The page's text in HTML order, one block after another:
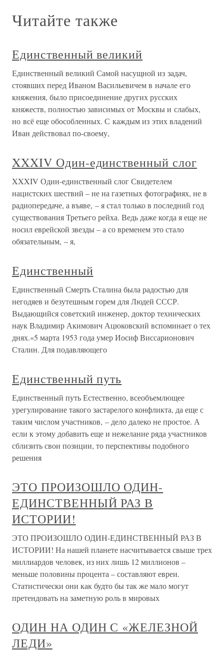
Читайте также
Единственный великий
Единственный великий Самой насущной из задач,
стоявших перед Иваном Васильевичем в начале его
княжения, было присоединение других русских
княжеств, полностью зависимых от Москвы и слабых,
но всё еще обособленных. С каждым из этих владений
Иван действовал по-своему,
XXXIV Один-единственный слог
XXXIV Один-единственный слог Свидетелем
нацистских шествий – не на газетных фотографиях, не в
радиопередаче, а въяве, – я стал только в последний год
существования Третьего рейха. Ведь даже когда я еще не
носил еврейской звезды – а со временем это стало
обязательным, – я,
Единственный
Единственный Смерть Сталина была радостью для
негодяев и безутешным горем для Людей СССР.
Выдающийся советский инженер, доктор технических
наук Владимир Акимович Ацюковский вспоминает о тех
днях.«5 марта 1953 года умер Иосиф Виссарионович
Сталин. Для подавляющего
Единственный путь
Единственный путь Естественно, всеобъемлющее
урегулирование такого застарелого конфликта, да еще с
таким числом участников, – дело далеко не простое. А
если к этому добавить еще и нежелание ряда участников
сблизить свои позиции, то перспективы подобного
решения
ЭТО ПРОИЗОШЛО ОДИН-
ЕДИНСТВЕННЫЙ РАЗ В
ИСТОРИИ!
ЭТО ПРОИЗОШЛО ОДИН-ЕДИНСТВЕННЫЙ РАЗ В
ИСТОРИИ! На нашей планете насчитывается свыше трех
миллиардов человек, из них лишь 12 миллионов –
меньше половины процента – составляют евреи.
Статистически они как будто бы так же мало могут
претендовать на заметную роль в мировых
ОДИН НА ОДИН С «ЖЕЛЕЗНОЙ
ЛЕДИ»